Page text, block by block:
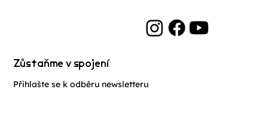
Zůstaňme v spojení
Přihlašte se k odběru newsletteru